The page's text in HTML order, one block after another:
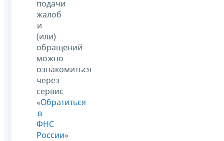
подачи
жалоб
и
(или)
обращений
можно
ознакомиться
через
сервис
«Обратиться
в
ФНС
России»